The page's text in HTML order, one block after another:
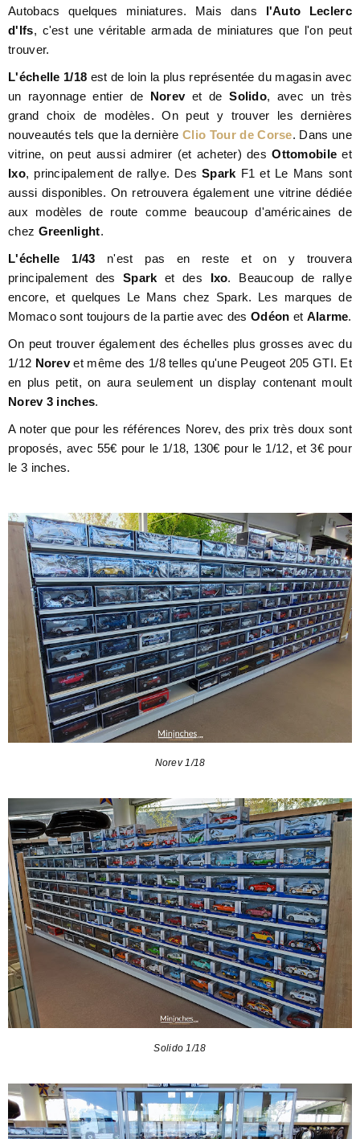
Autobacs quelques miniatures. Mais dans l'Auto Leclerc
d'Ifs, c'est une véritable armada de miniatures que l'on peut
trouver.
L'échelle 1/18 est de loin la plus représentée du magasin avec
un rayonnage entier de Norevet deSolido, avec un très
grand choix de modèles. On peut y trouver les dernières
nouveautés tels que la dernièreClio Tour de Corse. Dans une
vitrine, on peut aussi admirer (et acheter) desOttomobile et
Ixo, principalement de rallye. DesSpark F1 et Le Mans sont
aussi disponibles. On retrouvera également une vitrine dédiée
aux modèles de route comme beaucoup d'américaines de
chez Greenlight.
L'échelle 1/43 n'est pas en reste et on y trouvera
principalement desSpark et des Ixo. Beaucoup de rallye
encore, et quelques Le Mans chez Spark. Les marques de
Momaco sont toujours de la partie avec des Odéon et Alarme.
On peut trouver également des échelles plus grosses avec du
1/12 Norevet même des 1/8 telles qu'une Peugeot 205 GTI. Et
en plus petit, on aura seulement un display contenant moult
Norev 3 inches.
A noter que pour les références Norev, des prix très doux sont
proposés, avec 55€ pour le 1/18, 130€ pour le 1/12, et 3€ pour
le 3 inches.
Norev 1/18
Solido 1/18